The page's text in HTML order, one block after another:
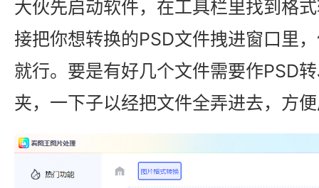
大伙先启动软件，在工具栏里找到格
接把你想转换的PSD文件拽进窗口里
就行。要是有好几个文件需要作PSD
夹，一下子以经把文件全弄进去，方